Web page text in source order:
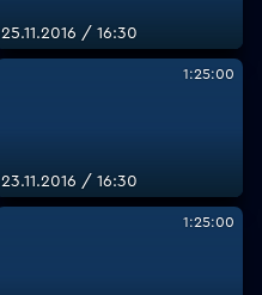
25.11.2016 / 16:30
1:25:00
23.11.2016 / 16:30
1:25:00